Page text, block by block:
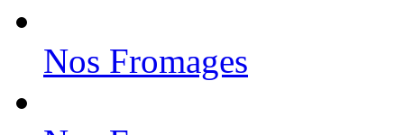
Nos Fromages